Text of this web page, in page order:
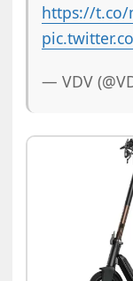
https://t.co/
— VDV